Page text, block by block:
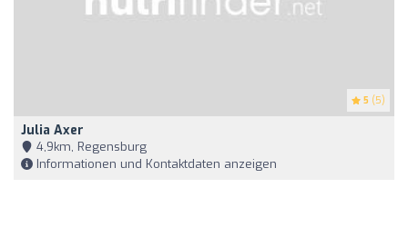
5 (5)
Julia Axer
4,9km, Regensburg
Informationen und Kontaktdaten anzeigen